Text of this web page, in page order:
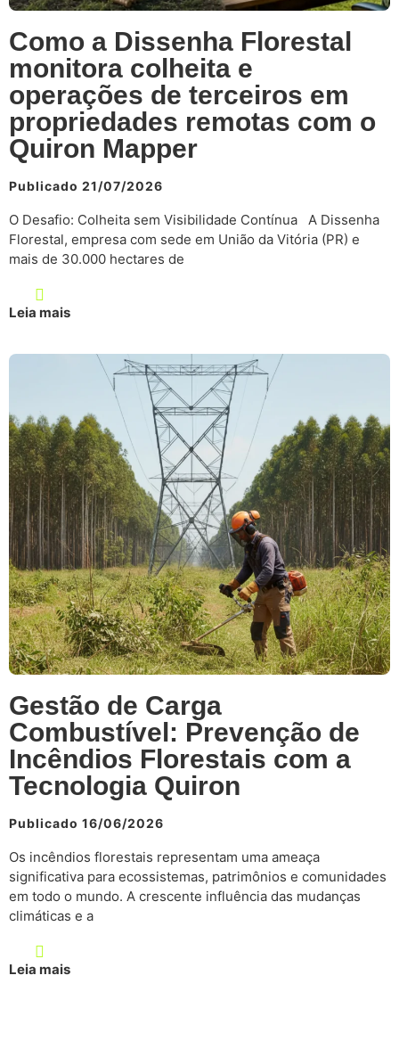
Como a Dissenha Florestal
monitora colheita e
operações de terceiros em
propriedades remotas com o
Quiron Mapper
Publicado 21/07/2026
O Desafio: Colheita sem Visibilidade Contínua A Dissenha
Florestal, empresa com sede em União da Vitória (PR) e
mais de 30.000 hectares de
Leia mais
Gestão de Carga
Combustível: Prevenção de
Incêndios Florestais com a
Tecnologia Quiron
Publicado 16/06/2026
Os incêndios florestais representam uma ameaça
significativa para ecossistemas, patrimônios e comunidades
em todo o mundo. A crescente influência das mudanças
climáticas e a
Leia mais